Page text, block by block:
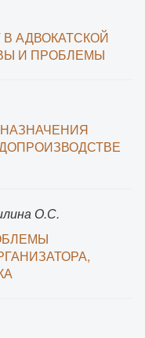
АДВОКАТСКОЙ
И ПРОБЛЕМЫ
О.С.